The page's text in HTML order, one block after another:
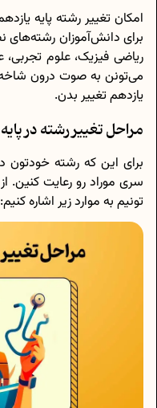
امکان تغییر رشته پایه
برای دانش‌آموزان رشته‌های
ریاضی فیزیک، علوم
می‌تونن به صوت درون
یازدهم تغییر بدن.
مراحل تغییر رشته در
برای این که رشته خودتون
سری موراد رو رعایت کنین.
تونیم به موارد زیر اشاره کنیم: